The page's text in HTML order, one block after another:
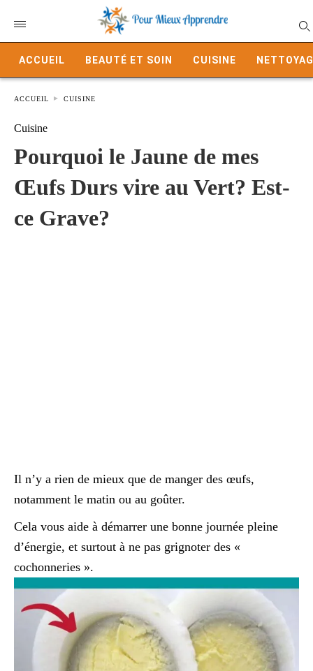
ACCUEIL BEAUTÉ ET SOIN CUISINE
ACCUEIL CUISINE
Cuisine
Pourquoi le Jaune de mes
Œufs Durs vire au Vert? Est-
ce Grave?
Il n’y a rien de mieux que de manger des œufs,
notamment le matin ou au goûter.
Cela vous aide à démarrer une bonne journée pleine
d’énergie, et surtout à ne pas grignoter des «
cochonneries ».